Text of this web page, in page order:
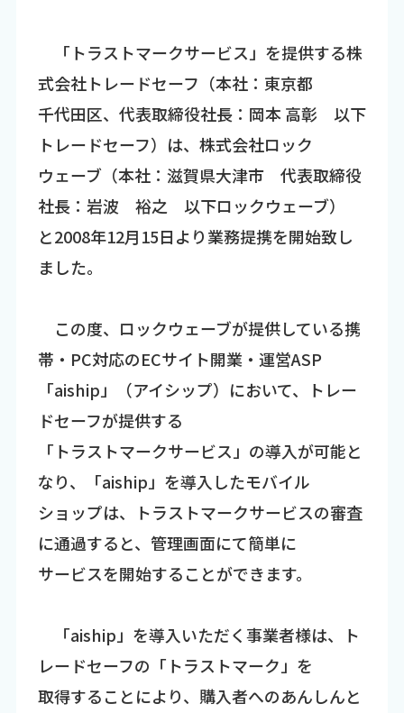
「トラストマークサービス」を提供する株
式会社トレードセーフ（本社：東京都
千代田区、代表取締役社長：岡本 高彰 以下
トレードセーフ）は、株式会社ロック
ウェーブ（本社：滋賀県大津市 代表取締役
社長：岩波 裕之 以下ロックウェーブ）
と2008年12月15日より業務提携を開始致し
ました。
この度、ロックウェーブが提供している携
帯・PC対応のECサイト開業・運営ASP
「aiship」（アイシップ）において、トレー
ドセーフが提供する
「トラストマークサービス」の導入が可能と
なり、「aiship」を導入したモバイル
ショップは、トラストマークサービスの審査
に通過すると、管理画面にて簡単に
サービスを開始することができます。
「aiship」を導入いただく事業者様は、ト
レードセーフの「トラストマーク」を
取得することにより、購入者へのあんしんと